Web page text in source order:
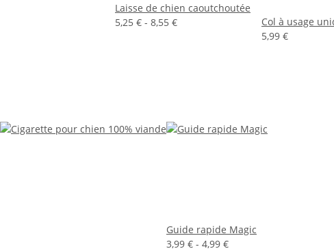
Laisse de chien caoutchoutée
5,25 € - 8,55 €
Col à usage
5,99 €
Guide rapide Magic
3,99 € - 4,99 €